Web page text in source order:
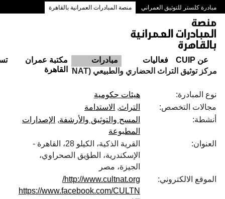
مبادرة كلستر للتوثيق العمراني منصة المبادرات العمرانية بالقاهرة
ممرات وسط البلد بالقاهرة
عن CUIP فعاليات مبادرات
مكتبة عمران
القاهرة
مركز توثيق التراث الحضاري والطبيعي (CULTNAT)
نوع المبادرة:
هيئات حكومية
مجالات التخصص:
التراث
الاستدامة
أنشطة:
المسح والتوثيق والأرشفة
الإصدارات
المطبوعة
العنوان:
القرية الذكية، الكيلو 28، القاهرة -
الإسكندرية، الطؤيق الصحراوي،
الجيزة، مصر
الموقع الالكتروني:
http://www.cultnat.org/
https://www.facebook.com/CULTN